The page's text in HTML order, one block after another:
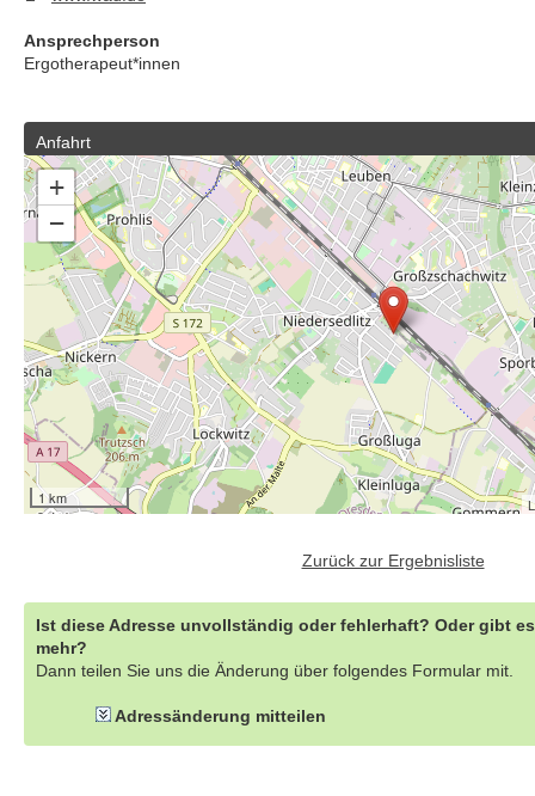
Ansprechperson
Ergotherapeut*innen
Anfahrt
+
−
1 km
Zurück zur Ergebnisliste
Ist diese Adresse unvollständig oder fehlerhaft? Oder gibt
mehr?
Dann teilen Sie uns die Änderung über folgendes Formular mit.
Adressänderung mitteilen